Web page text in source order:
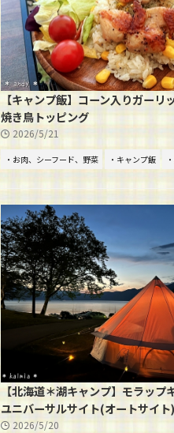
【キャンプ飯】コーン入りガーリ
焼き鳥トッピング
2026/5/21
・お肉、シーフード、野菜 ・キャンプ飯
【北海道＊湖キャンプ】モラップ
ユニバーサルサイト(オートサイト)
2026/5/20